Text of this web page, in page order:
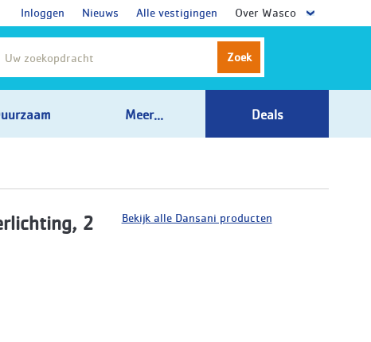
Inloggen Nieuws Alle vestigingen Over Wasco
Zoek
Meer... Deals
2
Bekijk alle Dansani producten